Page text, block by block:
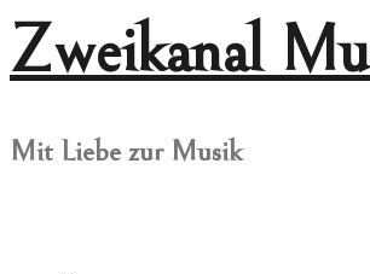
Zweikanal
Mit Liebe zur Musik